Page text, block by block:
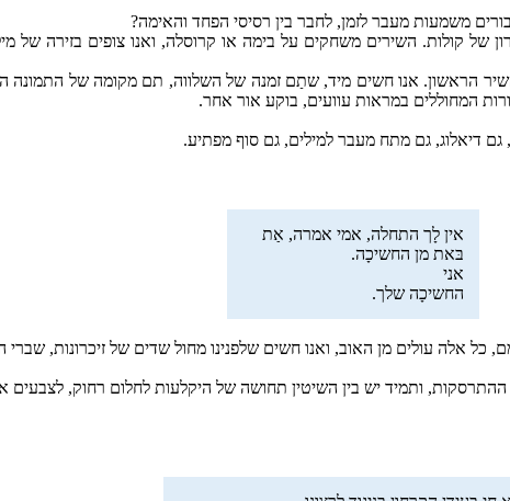
משמעות מעבר לזמן, לחבר בין רסיסי הפחד והאימה?
של קולות. השירים משחקים על בימה או קרוסלה, ואנו צופים בזירה של
הראשון. אנו חשים מיד, שתַם זמנה של השלווה, תם מקומה של התמונה
המחוללים במראות עוועים, בוקע אור אחר.
דיאלוג, גם מתח מעבר למילים, גם סוף מפתיע.
אין לָך התחלה, אמי אמרה, אַת
בּאת מן החשיכָה.
אני
החשיכָה שלך.
אלה עולים מן האוב, ואנו חשים שלפנינו מחול שדים של זיכרונות, שברי
ותמיד יש בין השיטין תחושה של היקלעות לחלום רחוק, לצבעים